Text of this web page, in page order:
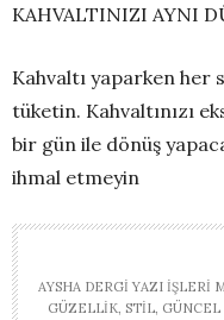
KAHVALTINIZI AYNI
Kahvaltı yaparken her
tüketin. Kahvaltınızı
bir gün ile dönüş
ihmal etmeyin
AYSHA DERGI YAZI İŞLERI
GÜZELLIK, STIL, GÜNCEL